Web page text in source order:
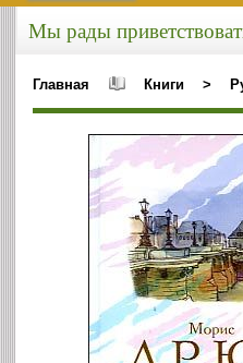
Мы рады
Главная Книги >